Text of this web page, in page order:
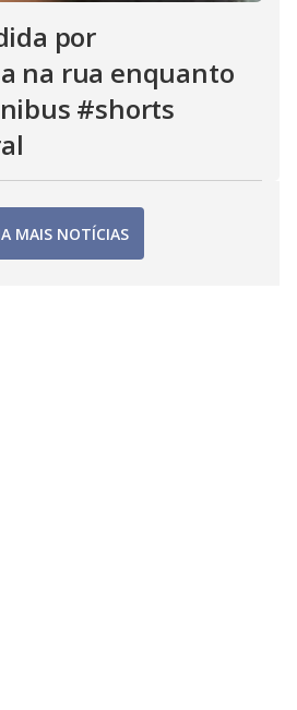
por
na rua enquanto
#shorts
MAIS NOTÍCIAS